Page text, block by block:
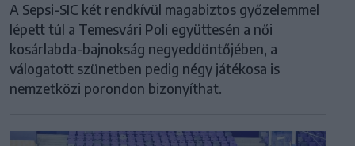
A Sepsi-SIC két rendkívül magabiztos győzelemmel
lépett túl a Temesvári Poli együttesén a női
kosárlabda-bajnokság negyeddöntőjében, a
válogatott szünetben pedig négy játékosa is
nemzetközi porondon bizonyíthat.